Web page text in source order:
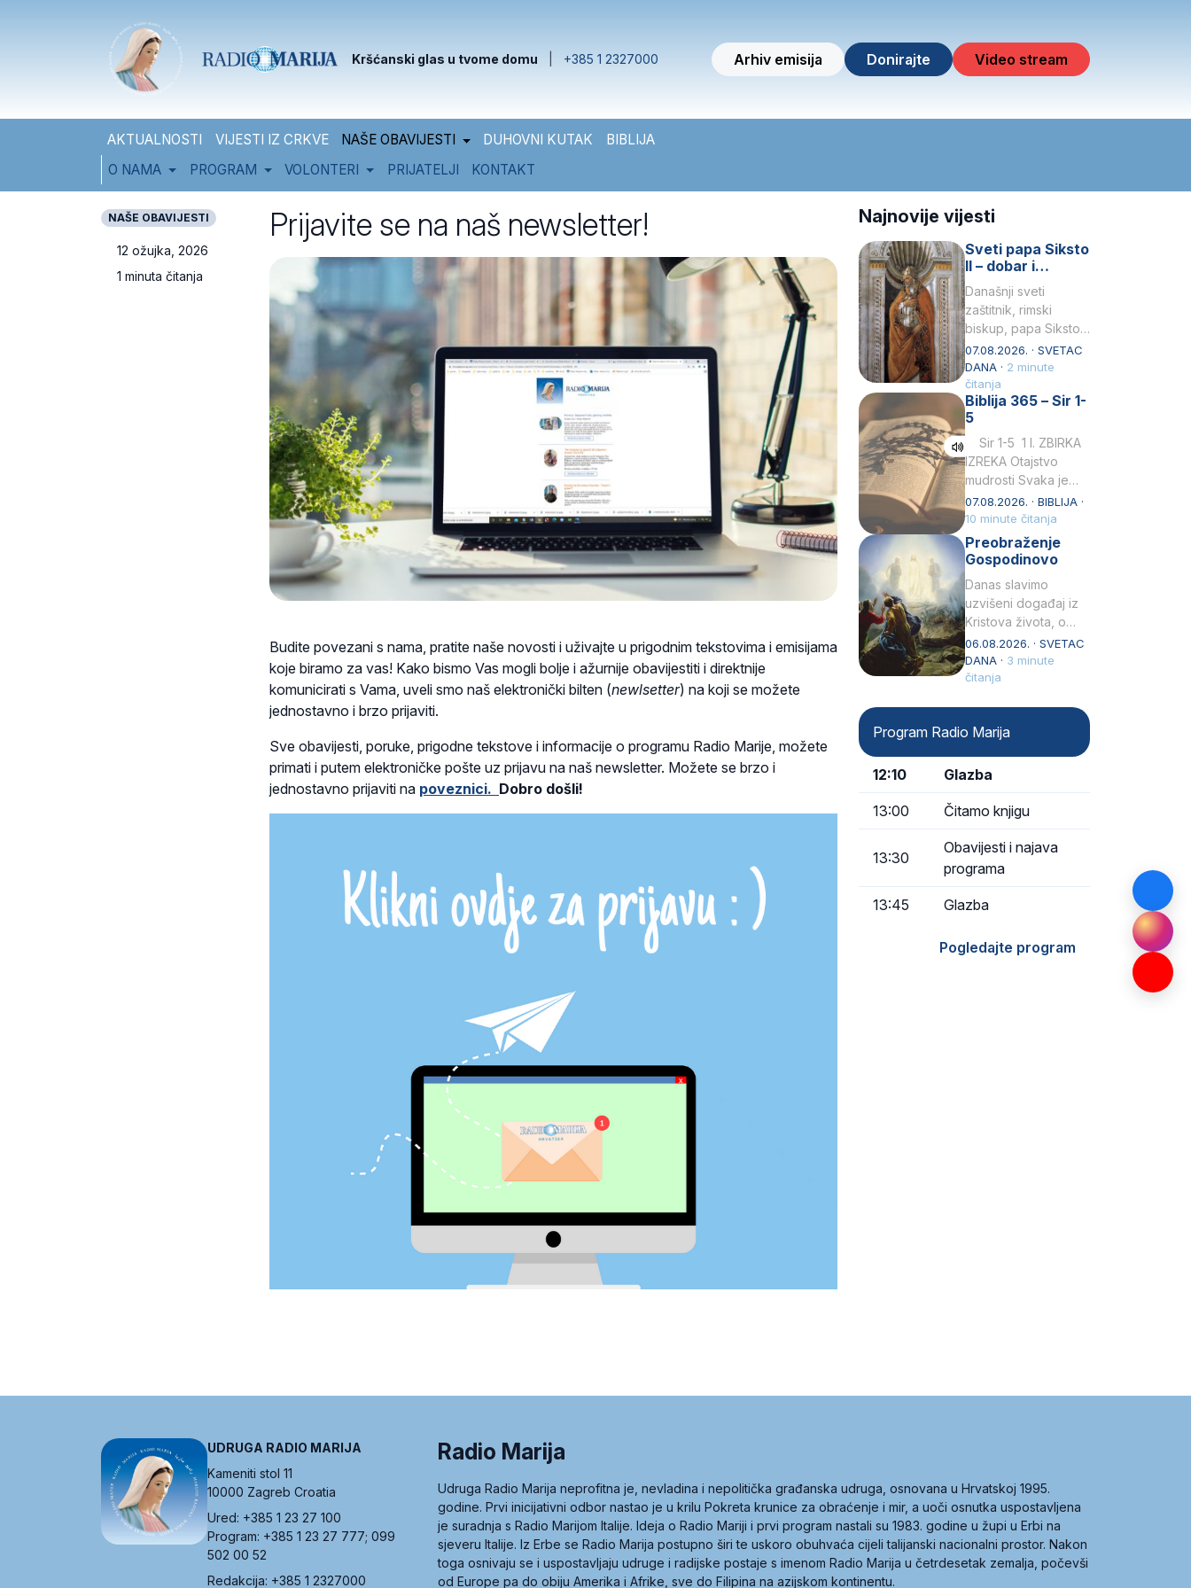
Kršćanski glas u tvome domu +385 1 2327000 Arhiv emisija Donirajte Video stream
AKTUALNOSTI VIJESTI IZ CRKVE NAŠE OBAVIJESTI DUHOVNI KUTAK
BIBLIJA
O NAMA
PROGRAM VOLONTERI PRIJATELJI KONTAKT
NAŠE OBAVIJESTI
12 ožujka, 2026
1 minuta čitanja
Prijavite se na naš newsletter!
Budite povezani s nama, pratite naše novosti i uživajte u prigodnim tekstovima i emisijama
koje biramo za vas! Kako bismo Vas mogli bolje i ažurnije obavijestiti i direktnije
komunicirati s Vama, uveli smo naš elektronički bilten (newlsetter) na koji se možete
jednostavno i brzo prijaviti.
Sve obavijesti, poruke, prigodne tekstove i informacije o programu Radio Marije, možete
primati i putem elektroničke pošte uz prijavu na naš newsletter. Možete se brzo i
jednostavno prijaviti na poveznici. Dobro došli!
Najnovije vijesti
Sveti papa Siksto
II – dobar i
miroljubiv pastir
Današnji sveti
zaštitnik, rimski
biskup, papa Siksto
(Sixtus) II, prema
knjizi Liber
Pontificalis bio je
rođenjem Grk.
Obnovio je odnose s
afričkim…
07.08.2026. · SVETAC
DANA · 2 minute
čitanja
Biblija 365 – Sir 1-
5
Sir 1-5 1 I. ZBIRKA
IZREKA Otajstvo
mudrosti Svaka je
mudrost od Gospoda
i s njime je dovijeka.2
Tko će…
07.08.2026. · BIBLIJA ·
10 minute čitanja
Preobraženje
Gospodinovo
Danas slavimo
uzvišeni događaj iz
Kristova života, o
kojem nas izvješćuju
evanđelisti Matej,
Marko i Luka te sveti
06.08.2026. · SVETAC
DANA · 3 minute
čitanja
Program Radio Marija
12:10 Glazba
13:00 Čitamo knjigu
13:30
Obavijesti i najava
programa
13:45 Glazba
Pogledajte program
UDRUGA RADIO MARIJA
Kameniti stol 11
10000 Zagreb Croatia
Ured: +385 1 23 27 100
Program: +385 1 23 27 777; 099
502 00 52
Redakcija: +385 1 2327000
Radio Marija
Udruga Radio Marija neprofitna je, nevladina i nepolitička građanska udruga, osnovana u Hrvatskoj 1995.
godine. Prvi inicijativni odbor nastao je u krilu Pokreta krunice za obraćenje i mir, a uoči osnutka uspostavljena
je suradnja s Radio Marijom Italije. Ideja o Radio Mariji i prvi program nastali su 1983. godine u župi u Erbi na
sjeveru Italije. Iz Erbe se Radio Marija postupno širi te uskoro obuhvaća cijeli talijanski nacionalni prostor. Nakon
toga osnivaju se i uspostavljaju udruge i radijske postaje s imenom Radio Marija u četrdesetak zemalja, počevši
od Europe pa do obiju Amerika i Afrike, sve do Filipina na azijskom kontinentu.